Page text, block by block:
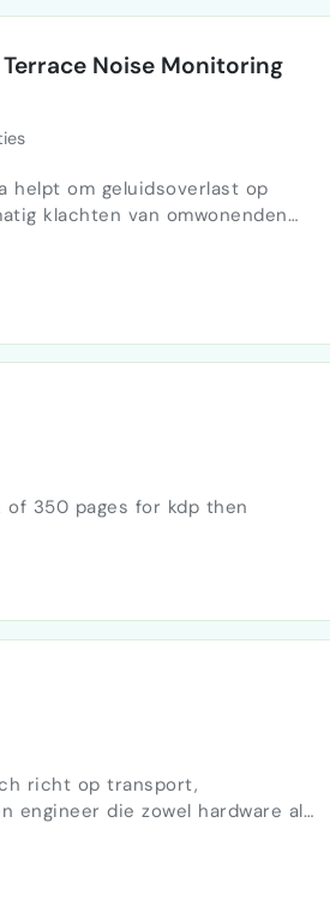
Noise Monitoring
klachten van omwonenden
en personeel realtime
350 pages for kdp then
richt op transport,
engineer die zowel hardware als
binnen luchtvaart en